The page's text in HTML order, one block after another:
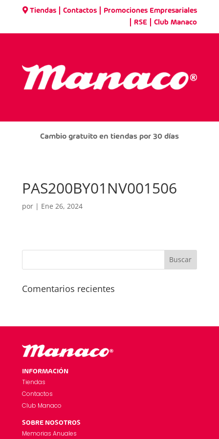
Tiendas |Contactos Promociones Empresariales
RSE |Club Manaco
Cambio gratuito en tiendas por 30 días
PAS200BY01NV001506
por | Ene 26, 2024
Comentarios recientes
INFORMACIÓN
Tiendas
Contactos
Club Manaco
SOBRE NOSOTROS
Memorias Anuales